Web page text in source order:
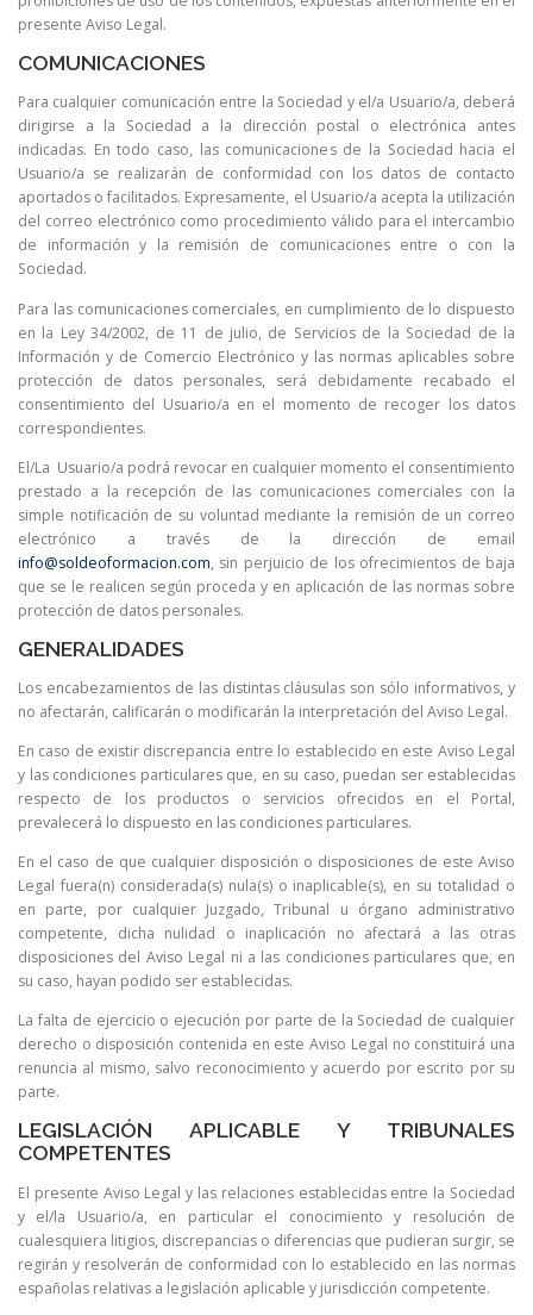
presente Aviso Legal.
COMUNICACIONES
Para cualquier comunicación entre la Sociedad y el/a Usuario/a, deberá
dirigirse a la Sociedad a la dirección postal o electrónica antes
indicadas. En todo caso, las comunicaciones de la Sociedad hacia el
Usuario/a se realizarán de conformidad con los datos de contacto
aportados o facilitados. Expresamente, el Usuario/a acepta la utilización
del correo electrónico como procedimiento válido para el intercambio
de información y la remisión de comunicaciones entre o con la
Sociedad.
Para las comunicaciones comerciales, en cumplimiento de lo dispuesto
en la Ley 34/2002, de 11 de julio, de Servicios de la Sociedad de la
Información y de Comercio Electrónico y las normas aplicables sobre
protección de datos personales, será debidamente recabado el
consentimiento del Usuario/a en el momento de recoger los datos
correspondientes.
El/La Usuario/a podrá revocar en cualquier momento el consentimiento
prestado a la recepción de las comunicaciones comerciales con la
simple notificación de su voluntad mediante la remisión de un correo
electrónico a través de la dirección de email
info@soldeoformacion.com, sin perjuicio de los ofrecimientos de baja
que se le realicen según proceda y en aplicación de las normas sobre
protección de datos personales.
GENERALIDADES
Los encabezamientos de las distintas cláusulas son sólo informativos, y
no afectarán, calificarán o modificarán la interpretación del Aviso Legal.
En caso de existir discrepancia entre lo establecido en este Aviso Legal
y las condiciones particulares que, en su caso, puedan ser establecidas
respecto de los productos o servicios ofrecidos en el Portal,
prevalecerá lo dispuesto en las condiciones particulares.
En el caso de que cualquier disposición o disposiciones de este Aviso
Legal fuera(n) considerada(s) nula(s) o inaplicable(s), en su totalidad o
en parte, por cualquier Juzgado, Tribunal u órgano administrativo
competente, dicha nulidad o inaplicación no afectará a las otras
disposiciones del Aviso Legal ni a las condiciones particulares que, en
su caso, hayan podido ser establecidas.
La falta de ejercicio o ejecución por parte de la Sociedad de cualquier
derecho o disposición contenida en este Aviso Legal no constituirá una
renuncia al mismo, salvo reconocimiento y acuerdo por escrito por su
parte.
LEGISLACIÓN APLICABLE Y TRIBUNALES
COMPETENTES
El presente Aviso Legal y las relaciones establecidas entre la Sociedad
y el/la Usuario/a, en particular el conocimiento y resolución de
cualesquiera litigios, discrepancias o diferencias que pudieran surgir, se
regirán y resolverán de conformidad con lo establecido en las normas
españolas relativas a legislación aplicable y jurisdicción competente.